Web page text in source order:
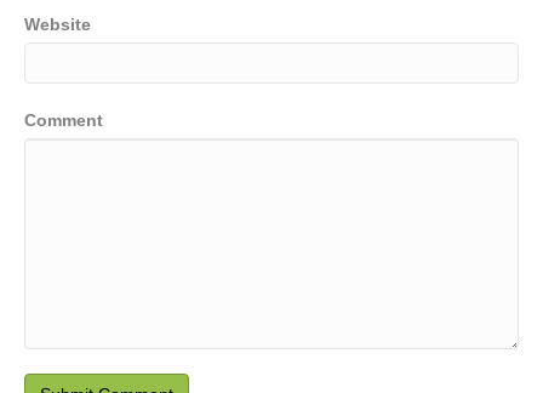
Website
Comment